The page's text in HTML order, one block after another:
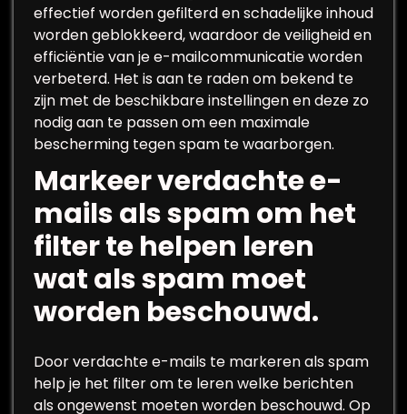
effectief worden gefilterd en schadelijke inhoud
worden geblokkeerd, waardoor de veiligheid en
efficiëntie van je e-mailcommunicatie worden
verbeterd. Het is aan te raden om bekend te
zijn met de beschikbare instellingen en deze zo
nodig aan te passen om een maximale
bescherming tegen spam te waarborgen.
Markeer verdachte e-
mails als spam om het
filter te helpen leren
wat als spam moet
worden beschouwd.
Door verdachte e-mails te markeren als spam
help je het filter om te leren welke berichten
als ongewenst moeten worden beschouwd. Op